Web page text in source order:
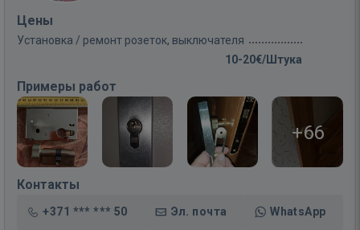
Цены
Установка / ремонт розеток, выключателя
10-20€/Штука
Примеры работ
+66
Контакты
+371 *** *** 50 Эл. почта WhatsApp